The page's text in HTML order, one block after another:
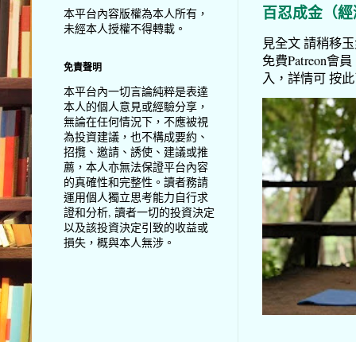
百忍成金（
見全文 請稍移
免費Patreon會
入，詳情可 按
本平台內容版權為本人所有，
未經本人授權不得轉載。
免責聲明
本平台內一切言論純粹是表達
本人的個人意見或經驗分享，
無論在任何情況下，不應被視
為投資建議，也不構成要約、
招攬、邀請、誘使、建議或推
薦，本人亦無法保證平台內容
的真確性和完整性。讀者務請
運用個人獨立思考能力自行求
證和分析, 讀者一切的投資決定
以及該投資決定引致的收益或
損失，概與本人無涉。